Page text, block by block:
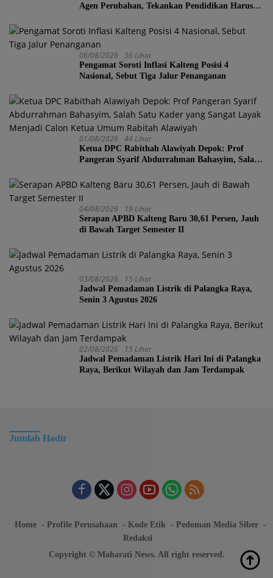
Agen Perubahan, Tekankan Pendidikan Harus
06/08/2026 56 Lihat
Pengamat Soroti Inflasi Kalteng Posisi 4
Nasional, Sebut Tiga Jalur Penanganan
01/08/2026 44 Lihat
Ketua DPC Rabithah Alawiyah Depok: Prof
Pangeran Syarif Abdurrahman Bahasyim, Salah
Ketua Umum Rabitah Alawiyah
04/08/2026 19 Lihat
Serapan APBD Kalteng Baru 30,61 Persen, Jauh
di Bawah Target Semester II
03/08/2026 15 Lihat
Jadwal Pemadaman Listrik di Palangka Raya,
Senin 3 Agustus 2026
02/08/2026 15 Lihat
Jadwal Pemadaman Listrik Hari Ini di Palangka
Raya, Berikut Wilayah dan Jam Terdampak
Jumlah Hadir
Home Profile Perusahaan Kode Etik
Pedoman Media Siber
Redaksi
Copyright © Maharati News. All right reserved.